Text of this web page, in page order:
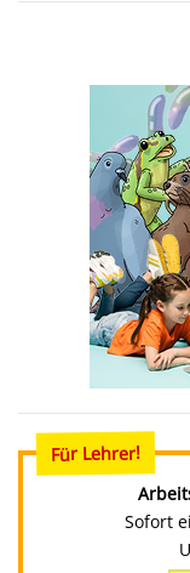
Für Lehrer!
Sofort